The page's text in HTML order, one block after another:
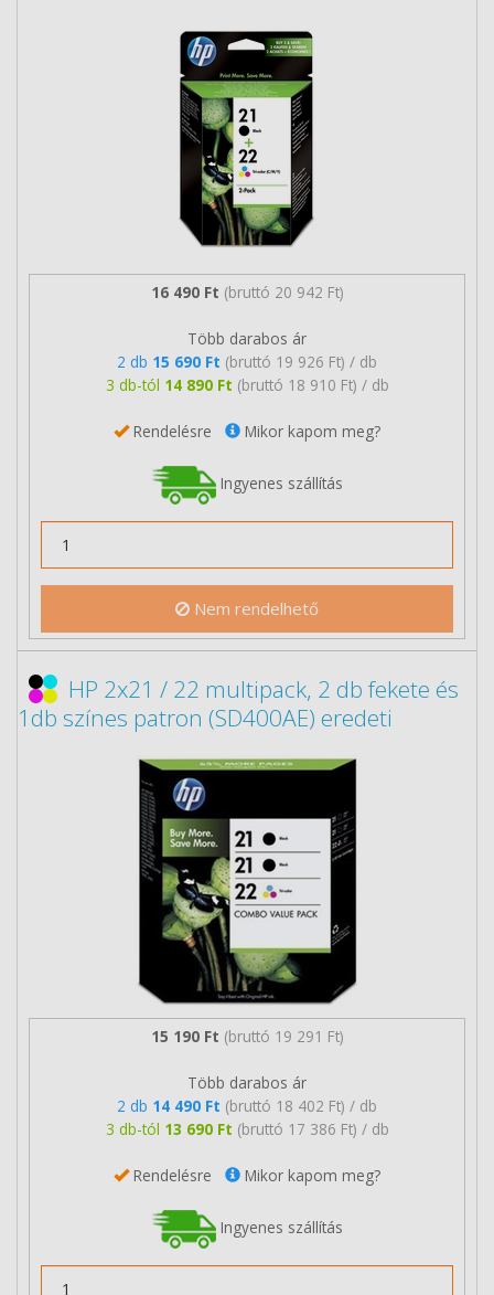
16 490 Ft (bruttó 20 942 Ft)
Több darabos ár
2 db 15 690 Ft (bruttó 19 926 Ft) / db
3 db-tól 14 890 Ft (bruttó 18 910 Ft) / db
Rendelésre Mikor kapom meg?
Ingyenes szállítás
Nem rendelhető
HP 2x21 / 22 multipack, 2 db fekete és
1db színes patron (SD400AE) eredeti
15 190 Ft (bruttó 19 291 Ft)
Több darabos ár
2 db 14 490 Ft (bruttó 18 402 Ft) / db
3 db-tól 13 690 Ft (bruttó 17 386 Ft) / db
Rendelésre Mikor kapom meg?
Ingyenes szállítás